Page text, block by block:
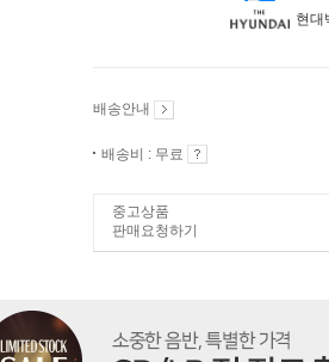
현대
배송안내
배송비 : 무료
중고상품
판매요청하기